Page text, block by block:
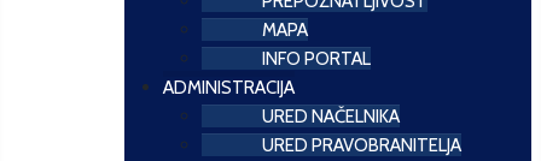
MAPA
INFO PORTAL
ADMINISTRACIJA
URED NAČELNIKA
URED PRAVOBRANITELJA